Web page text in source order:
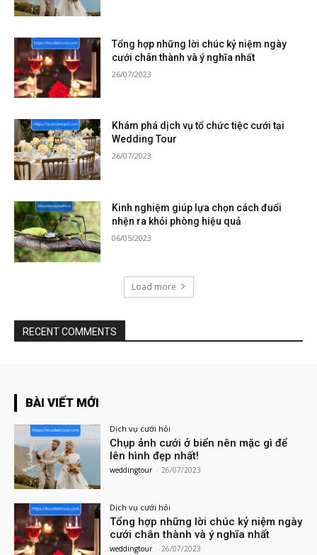
Tổng hợp những lời chúc kỷ niệm ngày
cưới chân thành và ý nghĩa nhất
26/07/2023
Khám phá dịch vụ tổ chức tiệc cưới tại
Wedding Tour
26/07/2023
Kinh nghiệm giúp lựa chọn cách đuổi
nhện ra khỏi phòng hiệu quả
06/05/2023
Load more
RECENT COMMENTS
BÀI VIẾT MỚI
Dịch vụ cưới hỏi
Chụp ảnh cưới ở biển nên mặc gì để
lên hình đẹp nhất!
weddingtour - 26/07/2023
Dịch vụ cưới hỏi
Tổng hợp những lời chúc kỷ niệm ngày
cưới chân thành và ý nghĩa nhất
weddingtour - 26/07/2023